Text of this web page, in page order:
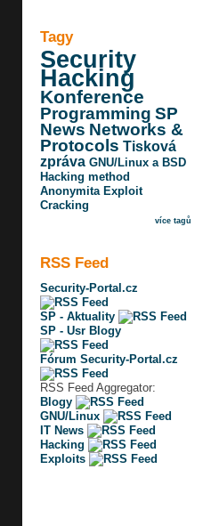
Tagy
Security
Hacking
Konference
Programming SP
News Networks &
Protocols Tisková
zpráva GNU/Linux a BSD
Hacking method
Anonymita Exploit
Cracking
více tagů
RSS Feed
Security-Portal.cz
SP - Aktuality
SP - Usr Blogy
Fórum Security-Portal.cz
RSS Feed Aggregator:
Blogy
GNU/Linux
IT News
Hacking
Exploits